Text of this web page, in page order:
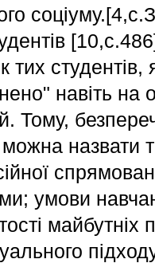
тих
навіть на
Тому,
назвати
умови
майбутніх